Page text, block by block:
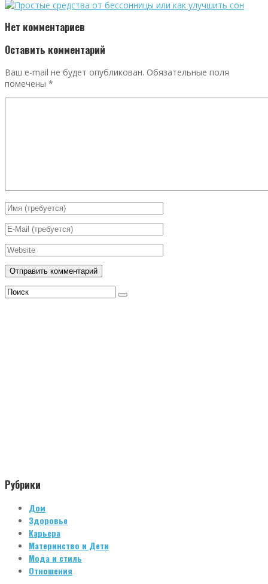
Нет комментариев
Оставить комментарий
Ваш e-mail не будет опубликован. Обязательные поля
помечены *
Рубрики
Дом
Здоровье
Карьера
Материнство и Дети
Мода и стиль
Отношения